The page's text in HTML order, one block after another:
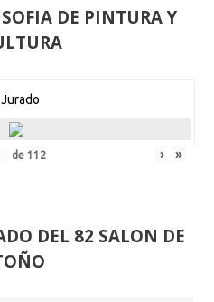
DE PINTURA Y
Jurado
de 112 › »
DEL 82 SALON DE